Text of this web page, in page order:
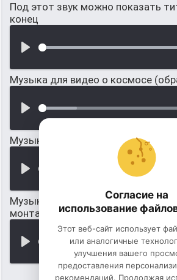
Под этот звук можно показать
конец
Музыка для видео о космосе
Музыка для обучающего видео
Музыка ко дню отечества, для
монтажа видео
Согласие на
использование
Этот веб-сайт использует
или аналогичные
улучшения вашего
предоставления
рекомендаций. Продолжая